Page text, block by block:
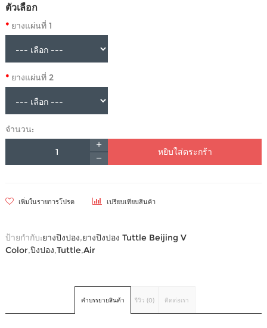
ตัวเลือก
ยางแผ่นที่ 1
ยางแผ่นที่ 2
จำนวน:
หยิบใส่ตระกร้า
เพิ่มในรายการโปรด เปรียบเทียบสินค้า
ป้ายกำกับ:ยางปิงปอง,ยางปิงปอง Tuttle Beijing V
Color,ปิงปอง,Tuttle,Air
คำบรรยายสินค้า รีวิว (0) ติดต่อเรา